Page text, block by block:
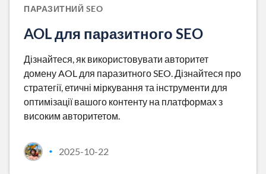
ПАРАЗИТНИЙ SEO
AOL для паразитного SEO
Дізнайтеся, як використовувати авторитет
домену AOL для паразитного SEO. Дізнайтеся про
стратегії, етичні міркування та інструменти для
оптимізації вашого контенту на платформах з
високим авторитетом.
• 2025-10-22